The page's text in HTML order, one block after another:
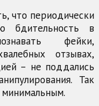
что периодически
бдительность в
фейки,
отзывах,
– не поддались
Так